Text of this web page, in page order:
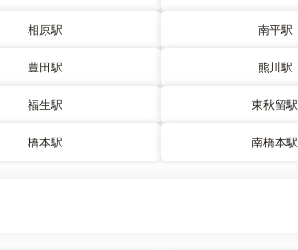
相原駅 南平駅
豊田駅 熊川駅
福生駅 東秋留駅
橋本駅 南橋本駅